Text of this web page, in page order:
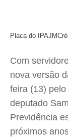
Placa do IPAJM
Com
nova versão
feira (13)
deputado
Previdência
próximos